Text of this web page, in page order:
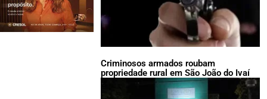
Criminosos armados roubam
propriedade rural em São João do Ivaí